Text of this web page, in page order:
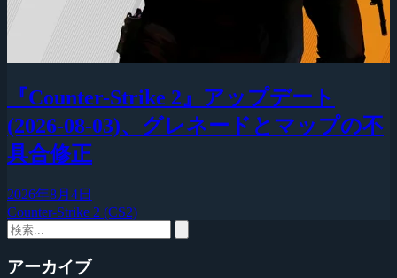
『Counter-Strike 2』アップデート
(2026-08-03)、グレネードとマップの不
具合修正
2026年8月4日
Counter-Strike 2 (CS2)
アーカイブ